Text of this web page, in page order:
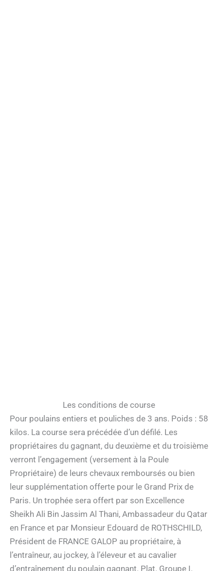
Les conditions de course
Pour poulains entiers et pouliches de 3 ans. Poids : 58
kilos. La course sera précédée d’un défilé. Les
propriétaires du gagnant, du deuxième et du troisième
verront l’engagement (versement à la Poule
Propriétaire) de leurs chevaux remboursés ou bien
leur supplémentation offerte pour le Grand Prix de
Paris. Un trophée sera offert par son Excellence
Sheikh Ali Bin Jassim Al Thani, Ambassadeur du Qatar
en France et par Monsieur Edouard de ROTHSCHILD,
Président de FRANCE GALOP au propriétaire, à
l’entraîneur, au jockey, à l’éleveur et au cavalier
d’entraînement du poulain gagnant. Plat. Groupe I.